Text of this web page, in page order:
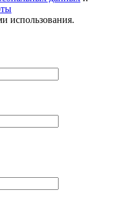
использования.